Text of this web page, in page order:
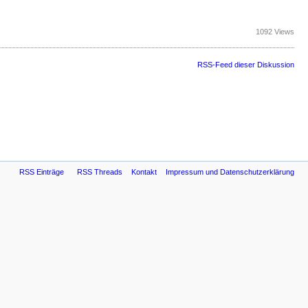
1092 Views
RSS-Feed dieser Diskussion
RSS Einträge RSS Threads Kontakt Impressum und Datenschutzerklärung